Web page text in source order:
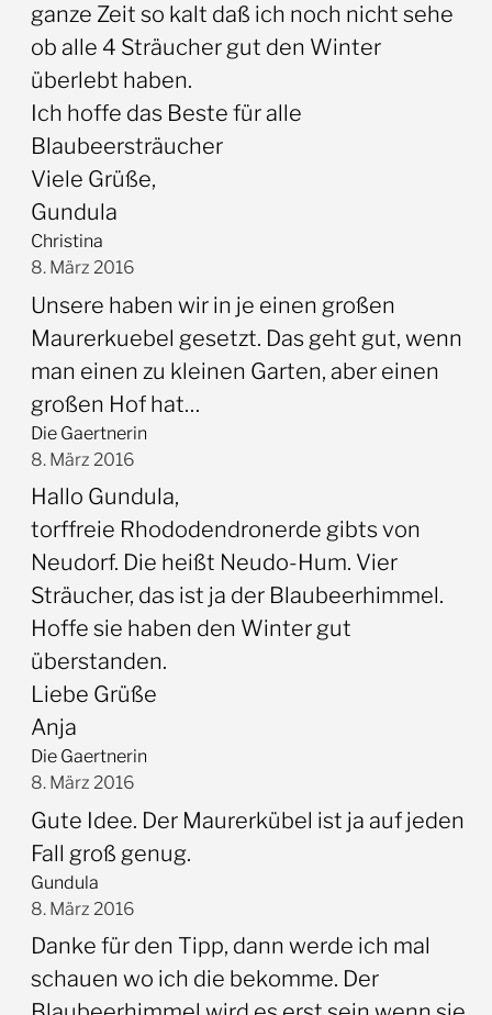
ganze Zeit so kalt daß ich noch nicht sehe
ob alle 4 Sträucher gut den Winter
überlebt haben.
Ich hoffe das Beste für alle
Blaubeersträucher
Viele Grüße,
Gundula
Christina
8. März 2016
Unsere haben wir in je einen großen
Maurerkuebel gesetzt. Das geht gut, wenn
man einen zu kleinen Garten, aber einen
großen Hof hat…
Die Gaertnerin
8. März 2016
Hallo Gundula,
torffreie Rhododendronerde gibts von
Neudorf. Die heißt Neudo-Hum. Vier
Sträucher, das ist ja der Blaubeerhimmel.
Hoffe sie haben den Winter gut
überstanden.
Liebe Grüße
Anja
Die Gaertnerin
8. März 2016
Gute Idee. Der Maurerkübel ist ja auf jeden
Fall groß genug.
Gundula
8. März 2016
Danke für den Tipp, dann werde ich mal
schauen wo ich die bekomme. Der